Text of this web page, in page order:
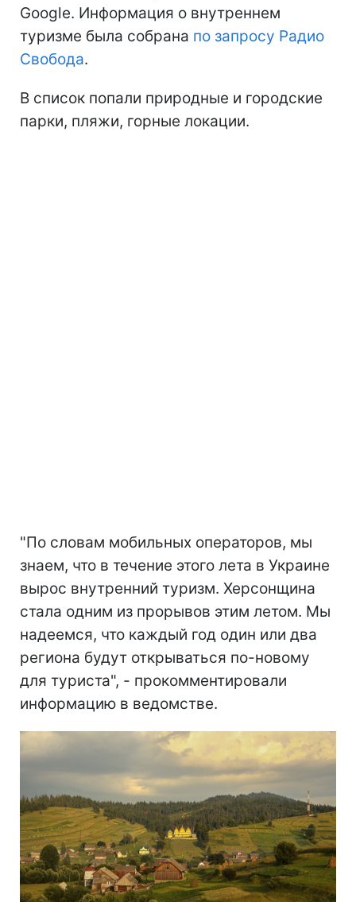
Google. Информация о внутреннем
туризме была собрана по запросу Радио
Свобода.
В список попали природные и городские
парки, пляжи, горные локации.
"По словам мобильных операторов, мы
знаем, что в течение этого лета в Украине
вырос внутренний туризм. Херсонщина
стала одним из прорывов этим летом. Мы
надеемся, что каждый год один или два
региона будут открываться по-новому
для туриста", - прокомментировали
информацию в ведомстве.